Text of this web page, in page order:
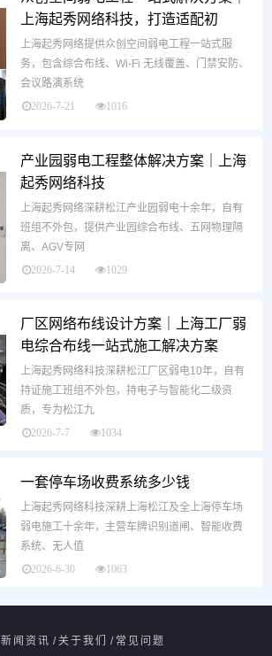
上海起秀网络科技，打造适配初
上海起秀网络提供众创空间弱电工程一站式服
务，包含综合布线、Wi-Fi 无线覆盖、门禁安防、
会议路演系统
2026-7-21 1016
产业园弱电工程整体解决方案｜上海
起秀网络科技
上海起秀网络深耕松江产业园弱电十余年，自有
班组不外包，提供产业园综合布线、五网物理隔
离、AGV专网
2026-7-14 1029
厂区网络布线设计方案｜上海工厂弱
电综合布线一站式施工解决方案
上海起秀网络科技深耕松江厂区弱电10年，自有
持证施工班组不外包，持电子与智能化二级资
质，专为松江九
2026-7-7 1034
一套停车场收费系统多少钱
上海起秀网络科技深耕上海松江及全上海停车场
弱电施工十余年，主营车牌识别道闸、智能收费
系统、无人值
2026-6-30 1063
新闻资讯 / 关于我们 / 常见问题